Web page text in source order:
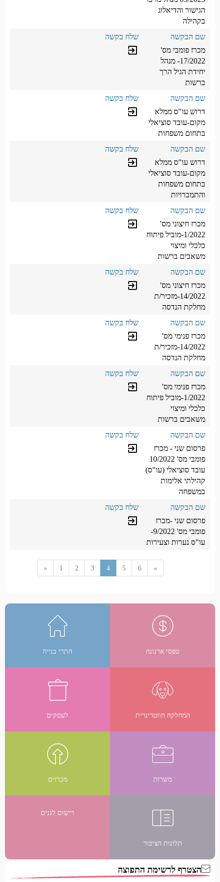
הגישור והדיאלוג
בקהילה
מכרז פומבי מס'
17/2022- מנהל
יחידת הגיל הרך
ברשות
exit_to_app מילוי טופס
דרוש עו"ס ממלא
מקום-עובד סוציאלי
בתחום משפחות
exit_to_app מילוי טופס
דרוש עו"ס ממלא
מקום-עובד סוציאלי
בתחום משפחות
והתמכרויות
exit_to_app מילוי טופס
מכרז חיצוני מס'
1/2022-מוביל פיתוח
כלכלי ומיצוי
משאבים ברשות
exit_to_app מילוי טופס
מכרז חיצוני מס'
14/2022-מזכיר/ת
מחלקת הנדסה
exit_to_app מילוי טופס
מכרז פנימי מס'
14/2022-מזכיר/ת
מחלקת הנדסה
exit_to_app מילוי טופס
מכרז פנימי מס'
1/2022-מוביל פיתוח
כלכלי ומיצוי
משאבים ברשות
exit_to_app מילוי טופס
פרסום שני - מכרז
פומבי מס' 10/2022
עובד סוציאלי (עו"ס)
קהילתי אלימות
במשפחה
exit_to_app מילוי טופס
פרסום שני -מכרז
פומבי מס' 9/2022-
עו"ס נערות וצעירות
exit_to_app מילוי טופס
« 1 2 3 4 5 6 »
טפסי ארנונה התרי בנייה
המחלקה הווטרינרית לעסקים
משרות מכרזים
תלונות הציבור
רישום לגנים
הצטרף לרשימת התפוצה